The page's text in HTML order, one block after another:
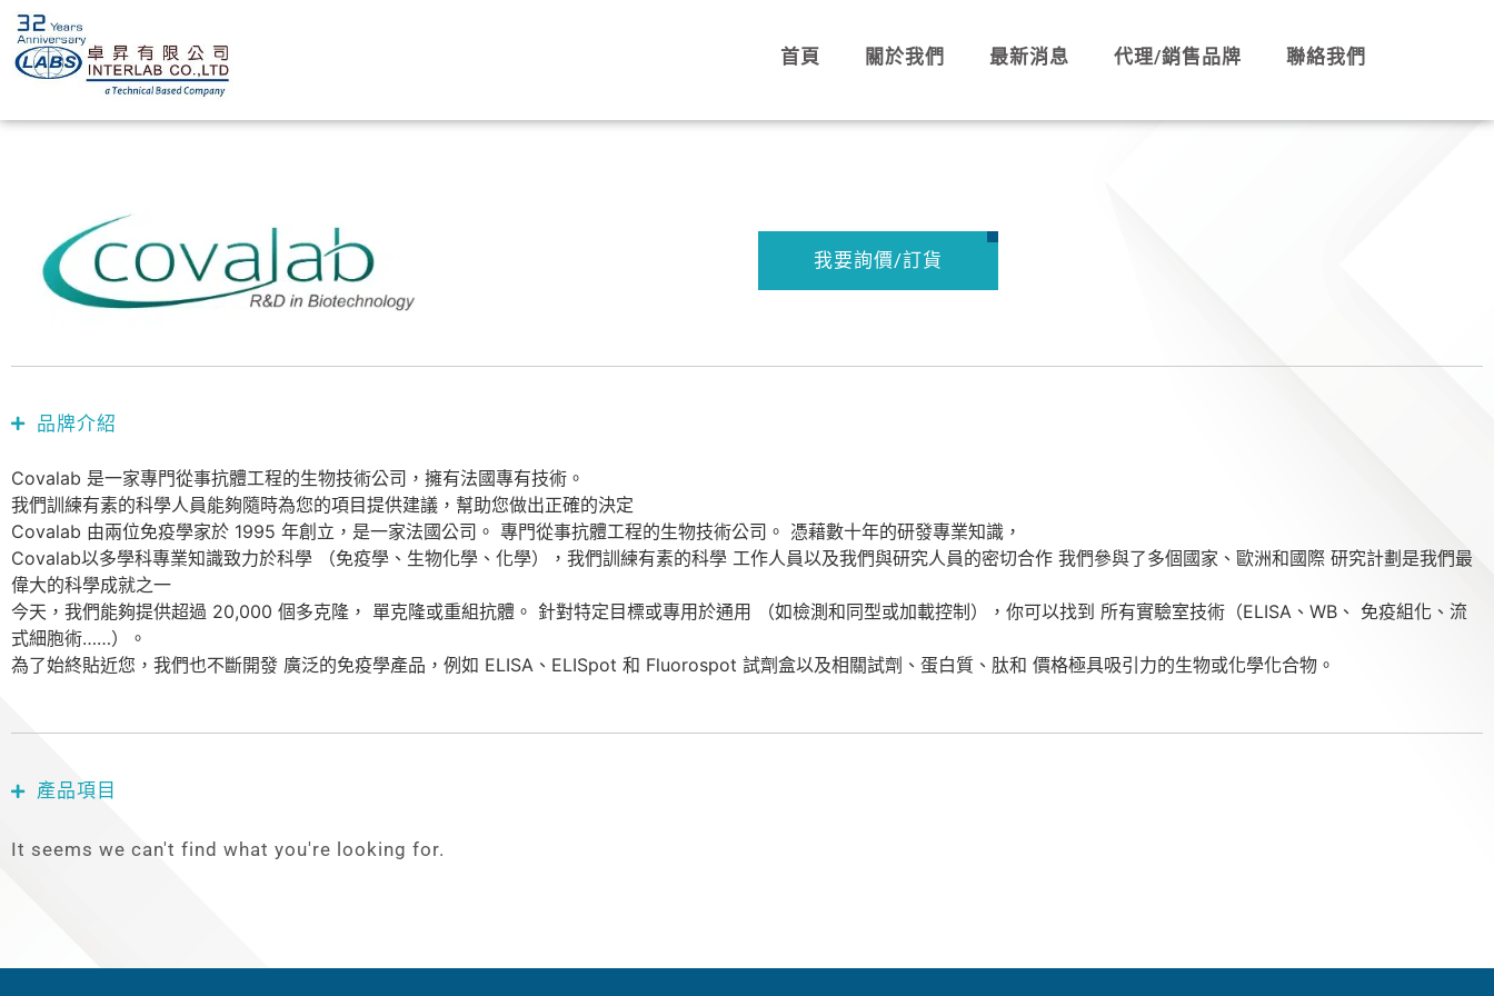
首頁 關於我們 最新消息 代理/銷售品牌 聯絡我們
我要詢價/訂貨
品牌介紹
Covalab 是一家專門從事抗體工程的生物技術公司，擁有法國專有技術。
我們訓練有素的科學人員能夠隨時為您的項目提供建議，幫助您做出正確的決定
Covalab 由兩位免疫學家於 1995 年創立，是一家法國公司。 專門從事抗體工程的生物技術公司。 憑藉數十年的研發專業知識，
Covalab以多學科專業知識致力於科學 （免疫學、生物化學、化學），我們訓練有素的科學 工作人員以及我們與研究人員的密切合作 我們參與了多個國家、​​歐洲和國際 研究計劃是我們最
偉大的科學成就之一
今天，我們能夠提供超過 20,000 個多克隆， 單克隆或重組抗體。 針對特定目標或專用於通用 （如檢測和同型或加載控制），你可以找到 所有實驗室技術（ELISA、WB、 免疫組化、流
式細胞術……）。
為了始終貼近您，我們也不斷開發 廣泛的免疫學產品，例如 ELISA、ELISpot 和 Fluorospot 試劑盒以及相關試劑、蛋白質、肽和 價格極具吸引力的生物或化學化合物。
產品項目
It seems we can't find what you're looking for.